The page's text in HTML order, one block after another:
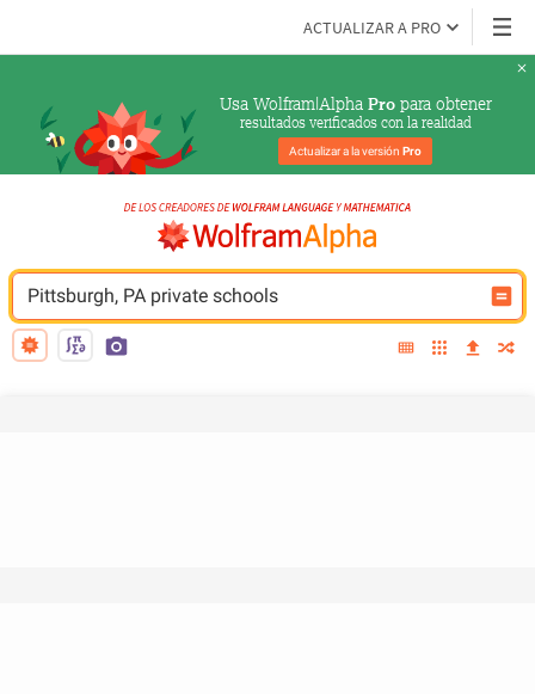
ACTUALIZAR A PRO
Usa Wolfram|Alpha Pro para obtener
resultados verificados con la realidad
Actualizar a la versión Pro
Pittsburgh, PA private schools